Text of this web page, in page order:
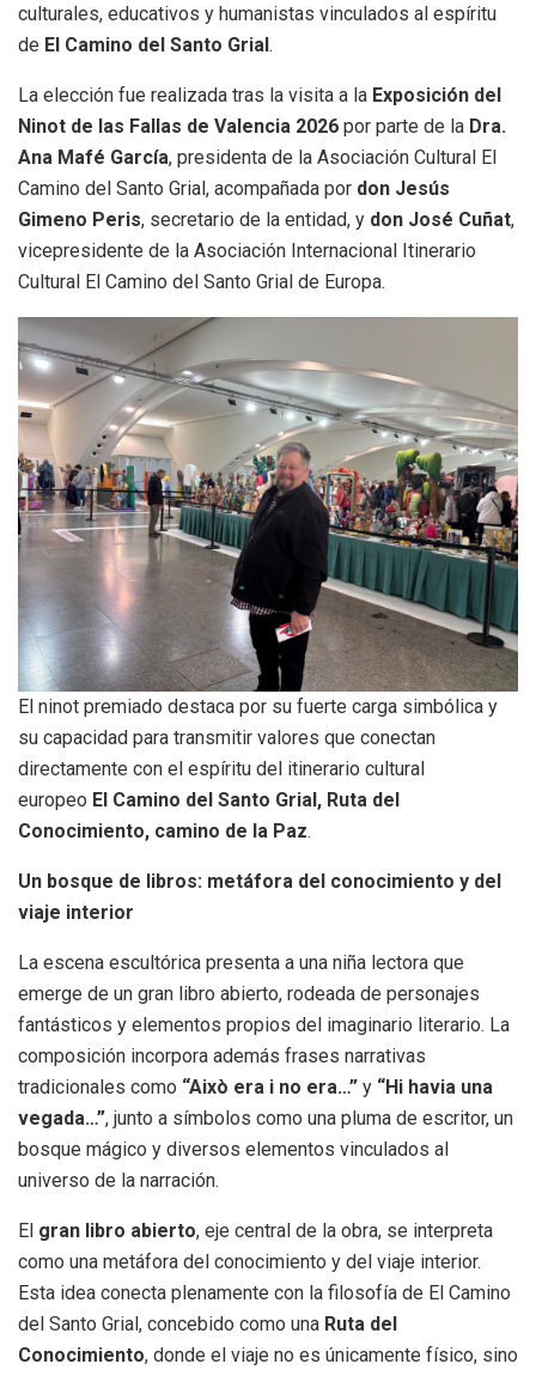
culturales, educativos y humanistas vinculados al espíritu
de El Camino del Santo Grial.
La elección fue realizada tras la visita a la Exposición del
Ninot de las Fallas de Valencia 2026 por parte de la Dra.
Ana Mafé García, presidenta de la Asociación Cultural El
Camino del Santo Grial, acompañada por don Jesús
Gimeno Peris, secretario de la entidad, y don José Cuñat,
vicepresidente de la Asociación Internacional Itinerario
Cultural El Camino del Santo Grial de Europa.
El ninot premiado destaca por su fuerte carga simbólica y
su capacidad para transmitir valores que conectan
directamente con el espíritu del itinerario cultural
europeo El Camino del Santo Grial, Ruta del
Conocimiento, camino de la Paz.
Un bosque de libros: metáfora del conocimiento y del
viaje interior
La escena escultórica presenta a una niña lectora que
emerge de un gran libro abierto, rodeada de personajes
fantásticos y elementos propios del imaginario literario. La
composición incorpora además frases narrativas
tradicionales como “Això era i no era…” y “Hi havia una
vegada…”, junto a símbolos como una pluma de escritor, un
bosque mágico y diversos elementos vinculados al
universo de la narración.
El gran libro abierto, eje central de la obra, se interpreta
como una metáfora del conocimiento y del viaje interior.
Esta idea conecta plenamente con la filosofía de El Camino
del Santo Grial, concebido como una Ruta del
Conocimiento, donde el viaje no es únicamente físico, sino